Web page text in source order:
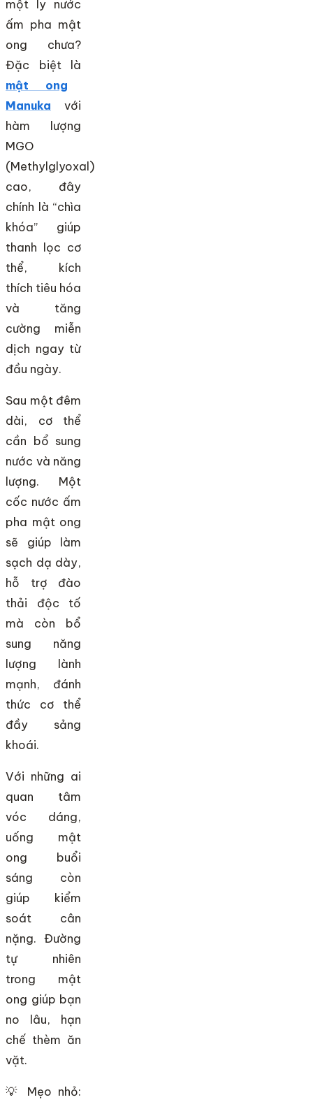
một ly nước
ấm pha mật
ong chưa?
Đặc biệt là
mật ong
Manuka với
hàm lượng
MGO
(Methylglyoxal)
cao, đây
chính là “chìa
khóa” giúp
thanh lọc cơ
thể, kích
thích tiêu hóa
và tăng
cường miễn
dịch ngay từ
đầu ngày.
Sau một đêm
dài, cơ thể
cần bổ sung
nước và năng
lượng. Một
cốc nước ấm
pha mật ong
sẽ giúp làm
sạch dạ dày,
hỗ trợ đào
thải độc tố
mà còn bổ
sung năng
lượng lành
mạnh, đánh
thức cơ thể
đầy sảng
khoái.
Với những ai
quan tâm
vóc dáng,
uống mật
ong buổi
sáng còn
giúp kiểm
soát cân
nặng. Đường
tự nhiên
trong mật
ong giúp bạn
no lâu, hạn
chế thèm ăn
vặt.
💡 Mẹo nhỏ: